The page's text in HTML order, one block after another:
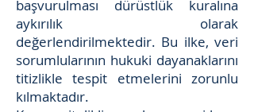
başvurulması dürüstlük kuralına
aykırılık olarak
değerlendirilmektedir. Bu ilke, veri
sorumlularının hukuki dayanaklarını
titizlikle tespit etmelerini zorunlu
kılmaktadır.